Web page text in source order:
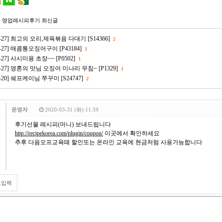
업레시피후기 최신글
27] 최고의 오리,제육볶음 다대기 [S14366] 2
27] 매콤통오징어구이 [P43184] 1
27] 사시미용 초장~~ [P0502] 1
27] 영혼의 맛님 오징어 미나리 무침~ [P1329] 1
20] 쉐프케이님 쭈꾸미 [S24747] 2
운영자 2020-03-31 (화) 11:59
후기선물 레시피(머니) 보내드립니다
http://recipekorea.com/plugin/coupon/이곳에서 확인하세요
추후 다음오프교육때 할인또는 온라인 교육에 현금처럼 사용가능합니다
력